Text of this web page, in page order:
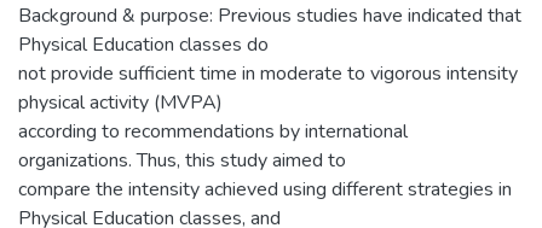
Background & purpose: Previous studies have indicated that
Physical Education classes do
not provide sufficient time in moderate to vigorous intensity
physical activity (MVPA)
according to recommendations by international
organizations. Thus, this study aimed to
compare the intensity achieved using different strategies in
Physical Education classes, and